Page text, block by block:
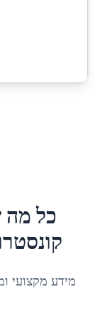
כל מה
מידע מקצועי